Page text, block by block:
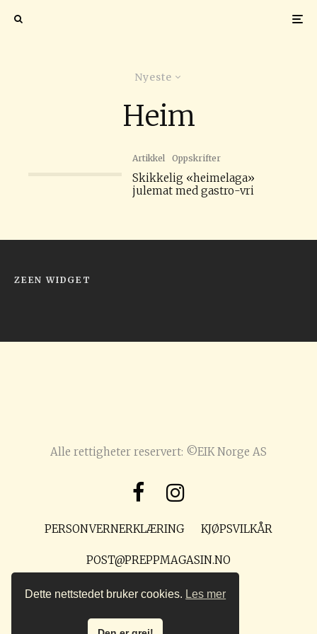
Nyeste
Heim
Artikkel Oppskrifter
Skikkelig «heimelaga»
julemat med gastro-vri
ZEEN WIDGET
Alle rettigheter reservert: ©EIK Norge AS
PERSONVERNERKLÆRING KJØPSVILKÅR
POST@PREPPMAGASIN.NO
Dette nettstedet bruker cookies. Les mer